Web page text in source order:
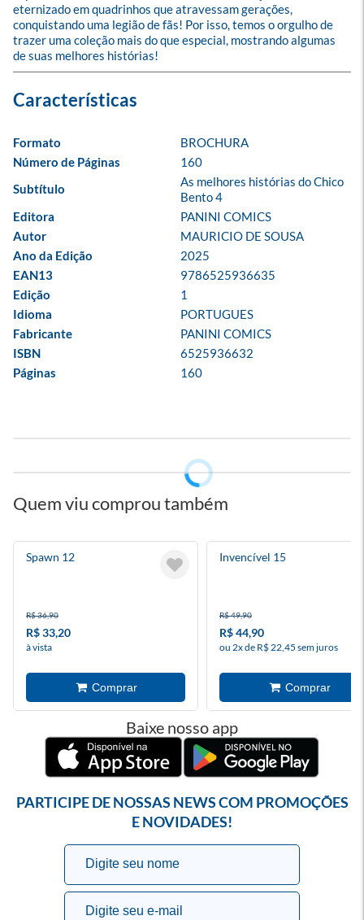
eternizado em quadrinhos que atravessam gerações,
conquistando uma legião de fãs! Por isso, temos o orgulho de
trazer uma coleção mais do que especial, mostrando algumas
de suas melhores histórias!
Formato
BROCHURA
Número de Páginas
160
Subtítulo
As melhores histórias do Chico
Bento 4
Editora
PANINI COMICS
Autor
MAURICIO DE SOUSA
Ano da Edição
2025
EAN13
9786525936635
Edição
1
Idioma
PORTUGUES
Fabricante
PANINI COMICS
ISBN
6525936632
Páginas
160
Quem viu comprou também
Spawn 12
R$ 36,90
R$ 33,20
à vista
Invencível 15
R$ 49,90
R$ 44,90
ou 2x de R$ 22,45 sem juros
Baixe nosso app
PARTICIPE DE NOSSAS NEWS COM PROMOÇÕES
E NOVIDADES!